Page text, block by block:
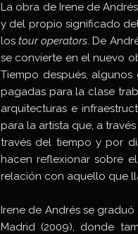
La obra de Irene de
y del propio significado
los tour operators. De
se convierte en el nuevo
Tiempo después,
pagadas para la clase
arquitecturas e
para la artista que, a
través del tiempo y por
hacen reflexionar sobre
relación con aquello que
Irene de Andrés se
Madrid (2009), donde